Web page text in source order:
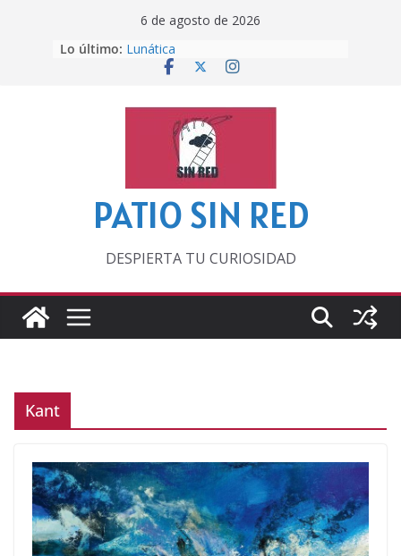
6 de agosto de 2026
Lo último: Lunática
Pero, hasta entonces…
‘La broma infinita’ de recomendar
lecturas veraniegas
Otra del Mundial
PATIO SIN RED
DESPIERTA TU CURIOSIDAD
Kant